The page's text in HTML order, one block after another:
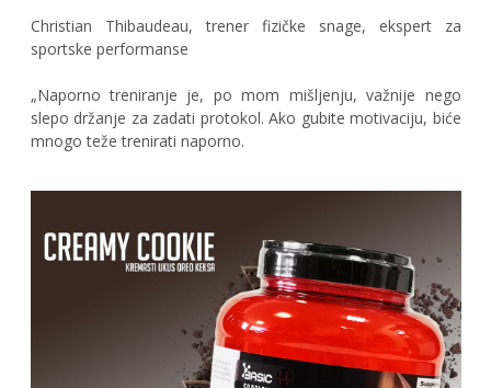
Christian Thibaudeau, trener fizičke snage, ekspert za
sportske performanse
„Naporno treniranje je, po mom mišljenju, važnije nego
slepo držanje za zadati protokol. Ako gubite motivaciju, biće
mnogo teže trenirati naporno.